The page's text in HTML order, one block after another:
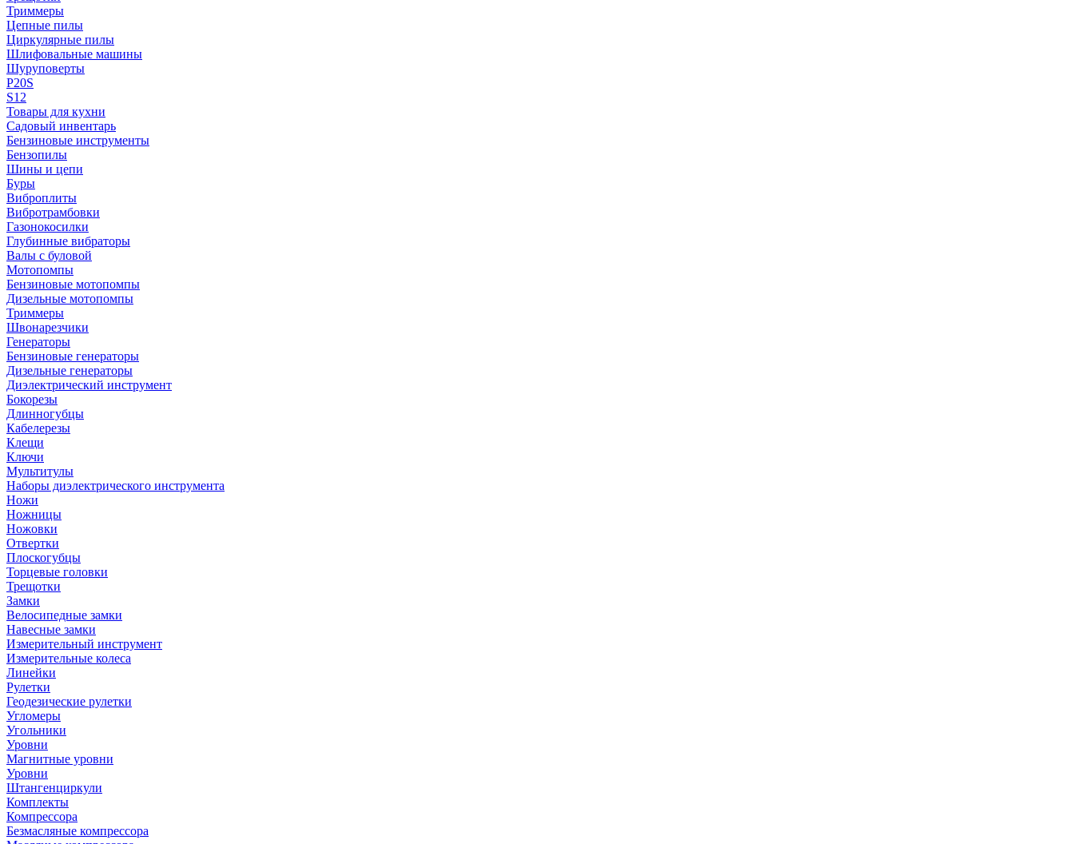
Триммеры
Цепные пилы
Циркулярные пилы
Шлифовальные машины
Шуруповерты
P20S
S12
Товары для кухни
Садовый инвентарь
Бензиновые инструменты
Бензопилы
Шины и цепи
Буры
Виброплиты
Вибротрамбовки
Газонокосилки
Глубинные вибраторы
Валы с буловой
Мотопомпы
Бензиновые мотопомпы
Дизельные мотопомпы
Триммеры
Швонарезчики
Генераторы
Бензиновые генераторы
Дизельные генераторы
Диэлектрический инструмент
Бокорезы
Длинногубцы
Кабелерезы
Клещи
Ключи
Мультитулы
Наборы диэлектрического инструмента
Ножи
Ножницы
Ножовки
Отвертки
Плоскогубцы
Торцевые головки
Трещотки
Замки
Велосипедные замки
Навесные замки
Измерительный инструмент
Измерительные колеса
Линейки
Рулетки
Геодезические рулетки
Угломеры
Угольники
Уровни
Магнитные уровни
Уровни
Штангенциркули
Комплекты
Компрессора
Безмасляные компрессора